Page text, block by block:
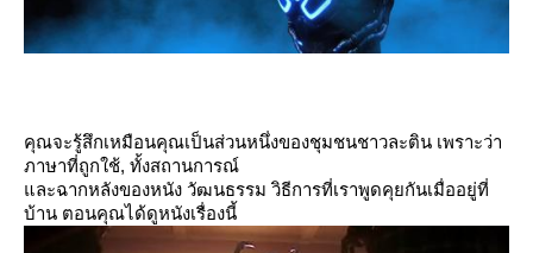
คุณจะรู้สึกเหมือนคุณเป็นส่วนหนึ่งของชุมชนชาวละติน เพราะว่า
ภาษาที่ถูกใช้, ทั้งสถานการณ์
ละฉากหลังของหนัง วัฒนธรรม วิธีการที่เราพูดคุยกันเมื่ออยู่ที่
บ้าน ตอนคุณได้ดูหนังเรื่องนี้